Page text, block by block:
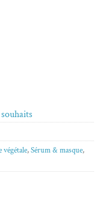
végétale,Sérum & masque,